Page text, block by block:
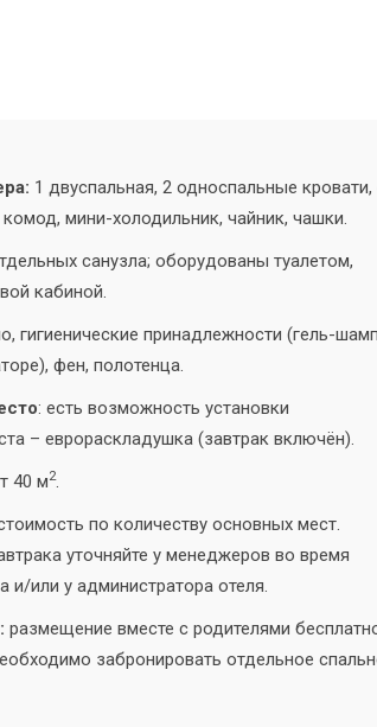
1 двуспальная, 2 односпальные кровати,
мини-холодильник, чайник, чашки.
санузла; оборудованы туалетом,
кабиной.
гигиенические принадлежности (гель-
фен, полотенца.
: есть возможность установки
– еврораскладушка (завтрак включён).
40 м2.
по количеству основных мест.
уточняйте у менеджеров во время
и/или у администратора отеля.
размещение вместе с родителями
забронировать отдельное